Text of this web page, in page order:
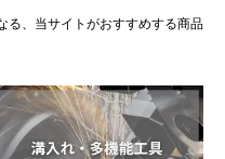
る、当サイトがおすすめする商品